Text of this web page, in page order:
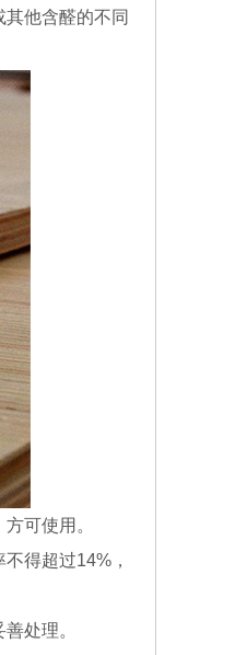
他含醛的不同
可使用。
得超过14%，
处理。